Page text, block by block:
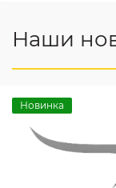
Наши
Новинка